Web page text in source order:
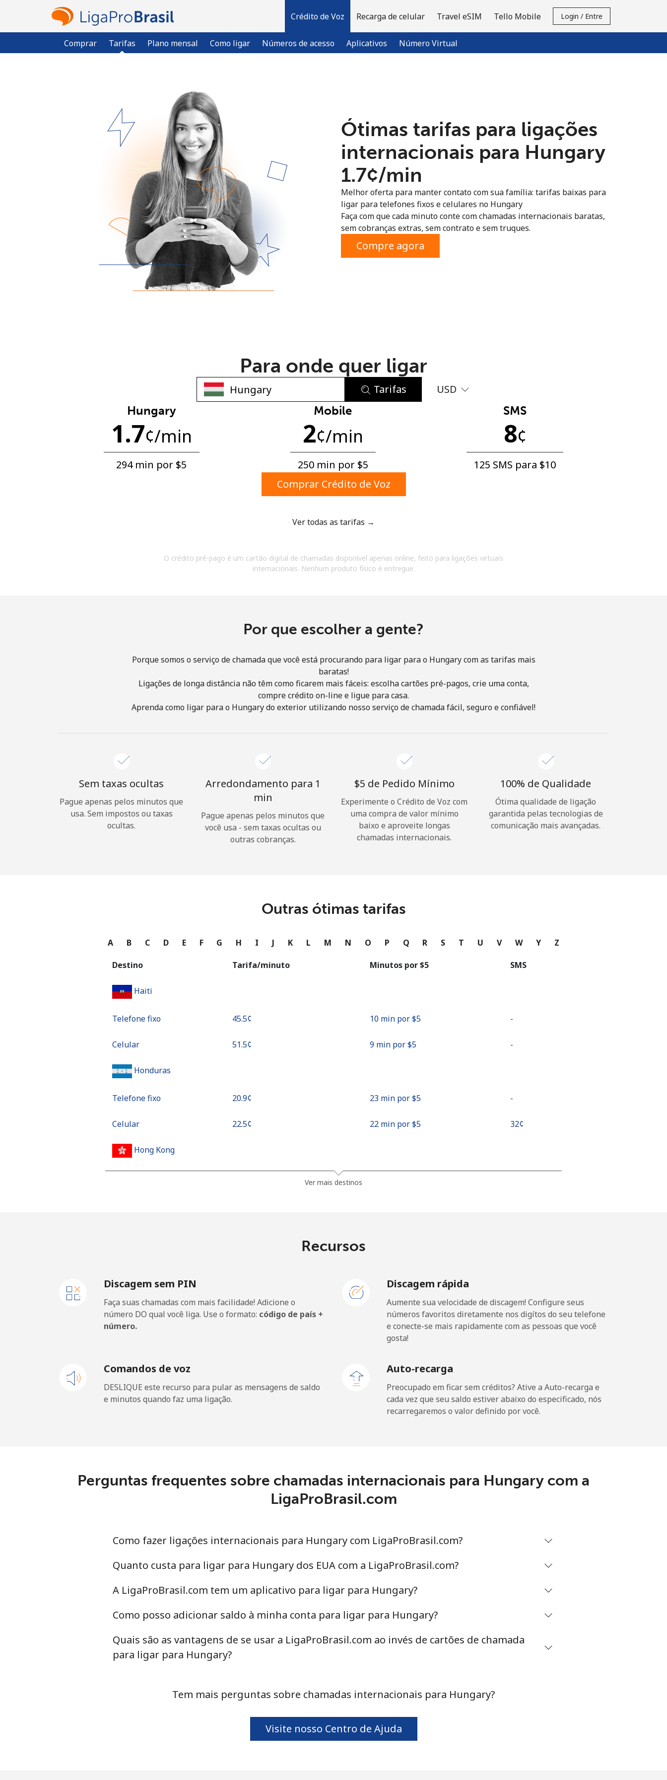
Crédito de Voz
Comprar Tarifas Plano mensal Como ligar Números de acesso Aplicativos Número Virtual
Recarga de celular Travel eSIM Tello Mobile Login / Entre
Já tem uma conta?ENTRE →
Entrar com
Mínimo de 8 caracteres
Uma letra maiúscula e minúscula
Um caractere especial
ofertas.
Entre
Olá!
Esqueceu sua senha? →
Continuar com
Ótimas tarifas para ligações
internacionais para Hungary
⁦1.7¢⁩/min
Melhor oferta para manter contato com sua família: tarifas baixas para
ligar para telefones fixos e celulares no Hungary
Faça com que cada minuto conte com chamadas internacionais baratas,
sem cobranças extras, sem contrato e sem truques.
Compre agora
Para onde quer ligar
Tarifas USD
Hungary
1.7¢/min
294 min por ⁦$5⁩
Mobile
2¢/min
250 min por ⁦$5⁩
SMS
8¢
125 SMS para ⁦$10⁩
Comprar Crédito de Voz
Ver todas as tarifas →
O crédito pré-pago é um cartão digital de chamadas disponível apenas online, feito para ligações virtuais
internacionais. Nenhum produto físico é entregue.
Por que escolher a gente?
Porque somos o serviço de chamada que você está procurando para ligar para o Hungary com as tarifas mais
baratas!
Ligações de longa distância não têm como ficarem mais fáceis: escolha cartões pré-pagos, crie uma conta,
compre crédito on-line e ligue para casa.
Aprenda como ligar para o Hungary do exterior utilizando nosso serviço de chamada fácil, seguro e confiável!
Sem taxas ocultas
Pague apenas pelos minutos que
usa. Sem impostos ou taxas
ocultas.
Arredondamento para 1
min
Pague apenas pelos minutos que
você usa - sem taxas ocultas ou
outras cobranças.
⁦$5⁩ de Pedido Mínimo
Experimente o Crédito de Voz com
uma compra de valor mínimo
baixo e aproveite longas
chamadas internacionais.
100% de Qualidade
Ótima qualidade de ligação
garantida pelas tecnologias de
comunicação mais avançadas.
Outras ótimas tarifas
A B C D E F G H I J K L M N O P Q R S T U V W Y Z
Destino Tarifa/minuto Minutos por ⁦$5⁩ SMS
Haiti
Telefone fixo ⁦45.5¢⁩ 10 min por ⁦$5⁩ -
Celular ⁦51.5¢⁩ 9 min por ⁦$5⁩ -
Honduras
Telefone fixo ⁦20.9¢⁩ 23 min por ⁦$5⁩ -
Celular ⁦22.5¢⁩ 22 min por ⁦$5⁩ ⁦32¢⁩
Hong Kong
Celular 250 min por ⁦$5⁩
Ver mais destinos
Recursos
Discagem sem PIN
Faça suas chamadas com mais facilidade! Adicione o
número DO qual você liga. Use o formato: código de país +
número.
Discagem rápida
Aumente sua velocidade de discagem! Configure seus
números favoritos diretamente nos digítos do seu telefone
e conecte-se mais rapidamente com as pessoas que você
gosta!
Comandos de voz
DESLIQUE este recurso para pular as mensagens de saldo
e minutos quando faz uma ligação.
Auto-recarga
Preocupado em ficar sem créditos? Ative a Auto-recarga e
cada vez que seu saldo estiver abaixo do especificado, nós
recarregaremos o valor definido por você.
Perguntas frequentes sobre chamadas internacionais para Hungary com a
LigaProBrasil.com
Como fazer ligações internacionais para Hungary com LigaProBrasil.com?
Quanto custa para ligar para Hungary dos EUA com a LigaProBrasil.com?
A LigaProBrasil.com tem um aplicativo para ligar para Hungary?
Como posso adicionar saldo à minha conta para ligar para Hungary?
Quais são as vantagens de se usar a LigaProBrasil.com ao invés de cartões de chamada
para ligar para Hungary?
Tem mais perguntas sobre chamadas internacionais para Hungary?
Visite nosso Centro de Ajuda